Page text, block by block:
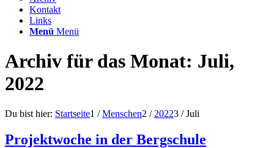
Kontakt
Links
Menü Menü
Archiv für das Monat: Juli,
2022
Du bist hier: Startseite1 / Menschen2 / 20223 / Juli
Projektwoche in der Bergschule